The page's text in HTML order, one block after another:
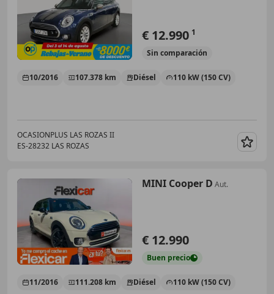
€ 12.990 1
Sin comparación
10/2016 107.378 km Diésel 110 kW (150 CV)
OCASIONPLUS LAS ROZAS II
ES-28232 LAS ROZAS
MINI Cooper D Aut.
€ 12.990
Buen precio
11/2016 111.208 km Diésel 110 kW (150 CV)